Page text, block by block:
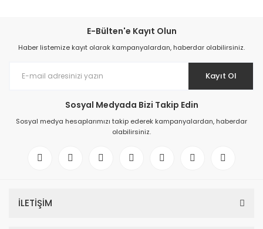
E-Bülten'e Kayıt Olun
Haber listemize kayıt olarak kampanyalardan, haberdar olabilirsiniz.
Kayıt Ol
Sosyal Medyada Bizi Takip Edin
Sosyal medya hesaplarımızı takip ederek kampanyalardan, haberdar
olabilirsiniz.
İLETİŞİM